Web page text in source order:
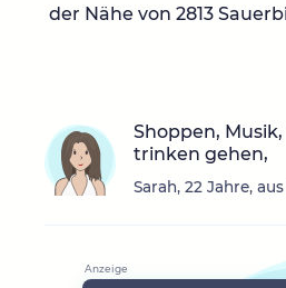
der Nähe von 2813
Shoppen, Musik,
trinken gehen,
Sarah, 22 Jahre,